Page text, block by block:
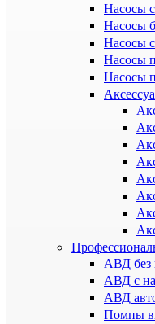
Насосы
Насосы
Насосы
Насосы
Насосы
АВД без
АВД с
АВД
Помпы